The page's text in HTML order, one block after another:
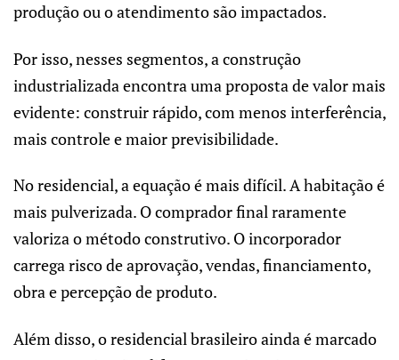
produção ou o atendimento são impactados.
Por isso, nesses segmentos, a construção
industrializada encontra uma proposta de valor mais
evidente: construir rápido, com menos interferência,
mais controle e maior previsibilidade.
No residencial, a equação é mais difícil. A habitação é
mais pulverizada. O comprador final raramente
valoriza o método construtivo. O incorporador
carrega risco de aprovação, vendas, financiamento,
obra e percepção de produto.
Além disso, o residencial brasileiro ainda é marcado